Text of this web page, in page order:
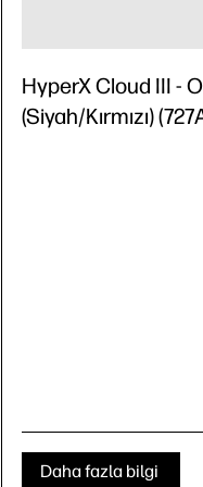
HyperX Cloud III -
(Siyah/Kırmızı)
Daha fazla bilgi